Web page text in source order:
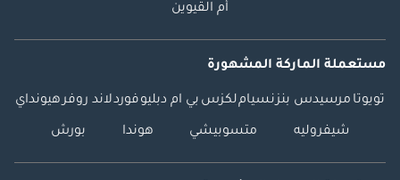
أم القيوين
مستعملة الماركة المشهورة
تويوتا مرسيدس بنزنسياملكزس بي ام دبليوفوردلاند روفرهيونداي
شيفروليه متسوبيشي هوندا بورش